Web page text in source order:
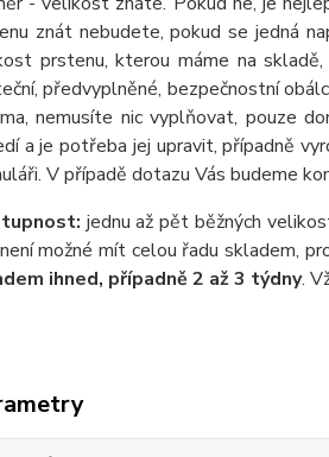
znát nebudete, pokud se jedná
prstenu, kterou máme na
předvyplněné, bezpečnostní
nemusíte nic vyplňovat, pouze
a je potřeba jej upravit, případně
V případě dotazu Vás budeme
jednu až pět běžných
možné mít celou řadu skladem,
ihned, případně 2 až 3 týdny.